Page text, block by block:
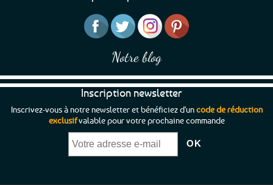
Notre blog
Inscription newsletter
Inscrivez-vous à notre newsletter et bénéficiez d'uncode de réduction
exclusifvalable pour votre prochaine commande